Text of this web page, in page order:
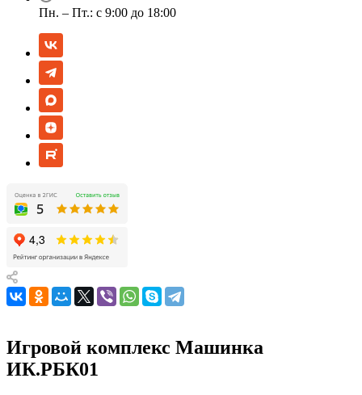
Пн. – Пт.: с 9:00 до 18:00
Игровой комплекс Машинка
ИК.РБК01